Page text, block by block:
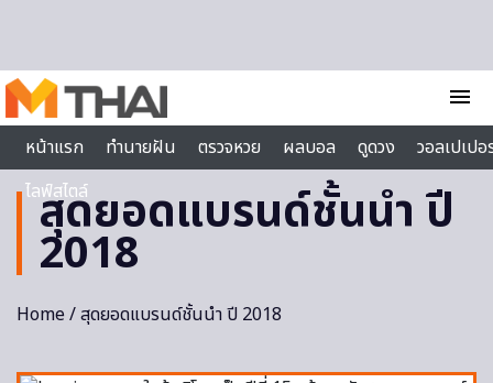
menu
หน้าแรก
ทำนายฝัน ตรวจหวย ผลบอล ดูดวง
วอลเปเป
ไลฟ์สไตล์
สุดยอดแบรนด์ชั้นนำ ปี
2018
Home/ สุดยอดแบรนด์ชั้นนำ ปี 2018